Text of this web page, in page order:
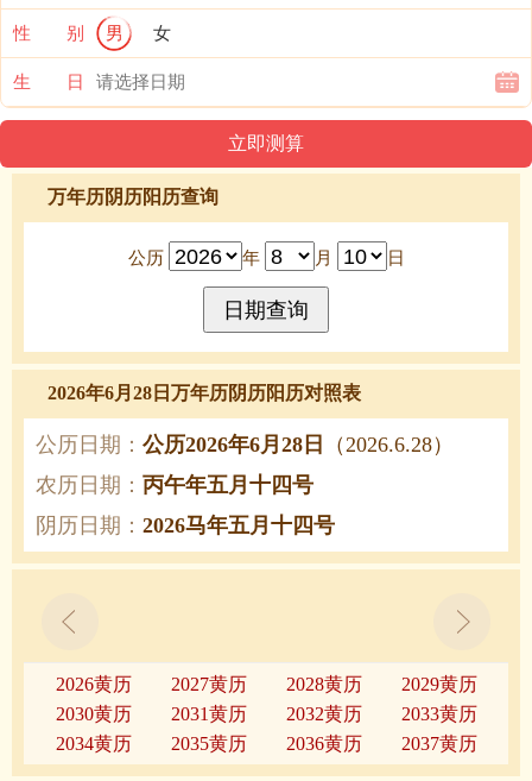
性 别 男 女
生 日
万年历阴历阳历查询
公历 年 月 日
2026年6月28日万年历阴历阳历对照表
公历日期： 公历2026年6月28日
（2026.6.28）
农历日期： 丙午年五月十四号
阴历日期： 2026马年五月十四号
2026黄历 2027黄历 2028黄历
2029黄历
2030黄历
2031黄历 2032黄历
2033黄历
2034黄历
2035黄历 2036黄历 2037黄历